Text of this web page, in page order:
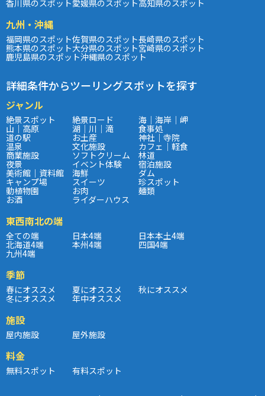
香川県のスポット愛媛県のスポット高知県のスポット
九州・沖縄
福岡県のスポット佐賀県のスポット長崎県のスポット
熊本県のスポット大分県のスポット宮崎県のスポット
鹿児島県のスポット沖縄県のスポット
詳細条件からツーリングスポットを探す
ジャンル
絶景スポット 絶景ロード 海｜海岸｜岬
山｜高原 湖｜川｜滝 食事処
道の駅 お土産 神社｜寺院
温泉 文化施設 カフェ｜軽食
商業施設 ソフトクリーム 林道
夜景 イベント体験 宿泊施設
美術館｜資料館 海鮮 ダム
キャンプ場 スイーツ 珍スポット
動植物園 お肉 麺類
お酒 ライダーハウス
東西南北の端
全ての端 日本4端 日本本土4端
北海道4端 本州4端 四国4端
九州4端
季節
春にオススメ 夏にオススメ 秋にオススメ
冬にオススメ 年中オススメ
施設
屋内施設 屋外施設
料金
無料スポット 有料スポット